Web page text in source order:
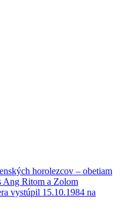
horolezcov – obetiam
Ang Ritom a Zolom
vystúpil 15.10.1984 na